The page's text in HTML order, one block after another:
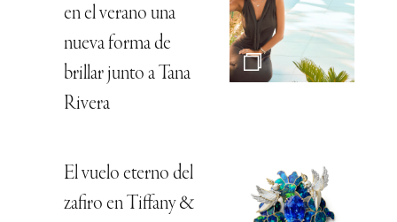
en el verano una
nueva forma de
brillar junto a Tana
Rivera
El vuelo eterno del
zafiro en Tiffany &